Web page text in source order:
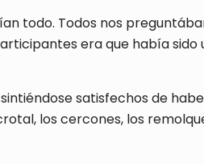
todo. Todos nos
era que había sido
satisfechos de
los cercones, los